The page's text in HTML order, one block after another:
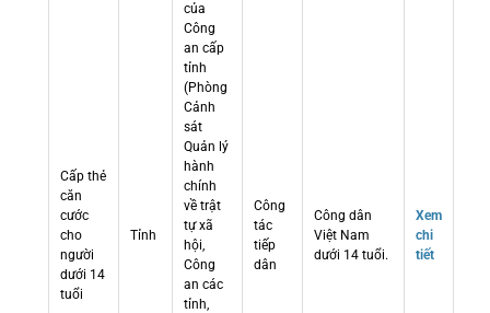
Cấp thẻ
căn
cước
cho
người
dưới 14
tuổi
Tỉnh
của
Công
an cấp
tỉnh
(Phòng
Cảnh
sát
Quản lý
hành
chính
về trật
tự xã
hội,
Công
an các
tỉnh,
Công
tác
tiếp
dân
Công dân
Việt Nam
dưới 14 tuổi.
Xem
chi
tiết